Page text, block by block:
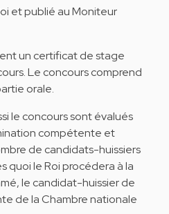
et publié au Moniteur
un certificat de stage
Le concours comprend
orale.
le concours sont évalués
compétente et
de candidats-huissiers
quoi le Roi procédera à la
le candidat-huissier de
de la Chambre nationale